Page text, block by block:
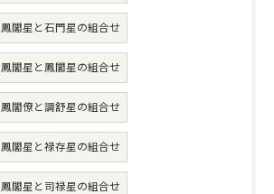
鳳閣星と石門星の組合せ
鳳閣星と鳳閣星の組合せ
鳳閣僚と調舒星の組合せ
鳳閣星と禄存星の組合せ
鳳閣星と司禄星の組合せ